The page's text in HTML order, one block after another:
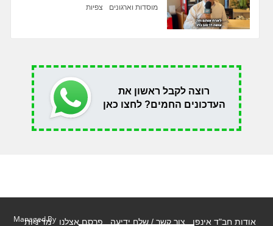
מוסדות וארגונים צפיות
רוצה לקבל ראשון את
העדכונים החמים? לחצו כאן
אודות חב"ד אינפו צור קשר / שלח ידיעה פרסם אצלנו מדיניות
Managed By